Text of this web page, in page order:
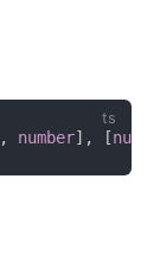
, number] , [